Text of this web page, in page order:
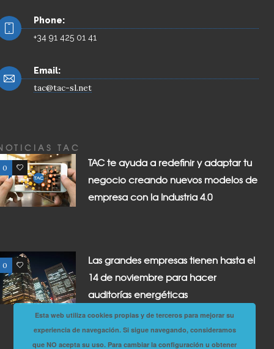
Phone:
+34 91 425 01 41
Email:
tac@tac-sl.net
TAC
0 0
TAC te ayuda a redefinir y adaptar tu
negocio creando nuevos modelos de
empresa con la Industria 4.0
0 0
Las grandes empresas tienen hasta el
14 de noviembre para hacer
auditorías energéticas
Esta web utiliza cookies propias y de terceros para mejorar su
experiencia de navegación. Si sigue navegando, consideramos
que NO acepta su uso. Para cambiar la configuración u obtener